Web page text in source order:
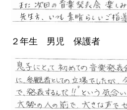
２年生 男児 保護者